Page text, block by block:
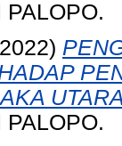
PALOPO.
PALOPO.